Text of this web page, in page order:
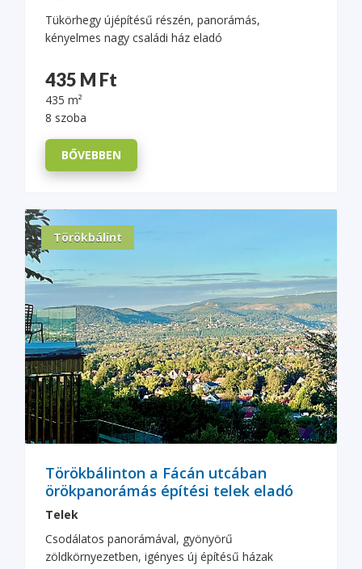
Tükörhegy újépítésű részén, panorámás,
kényelmes nagy családi ház eladó
435 M Ft
435 m²
8 szoba
BŐVEBBEN
Törökbálint
Törökbálinton a Fácán utcában
örökpanorámás építési telek eladó
Telek
Csodálatos panorámával, gyönyörű
zöldkörnyezetben, igényes új építésű házak